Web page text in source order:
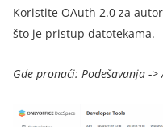
Koristite OAuth 2.0 za
što je pristup datotekama.
Gde pronaći: Podešavanja -